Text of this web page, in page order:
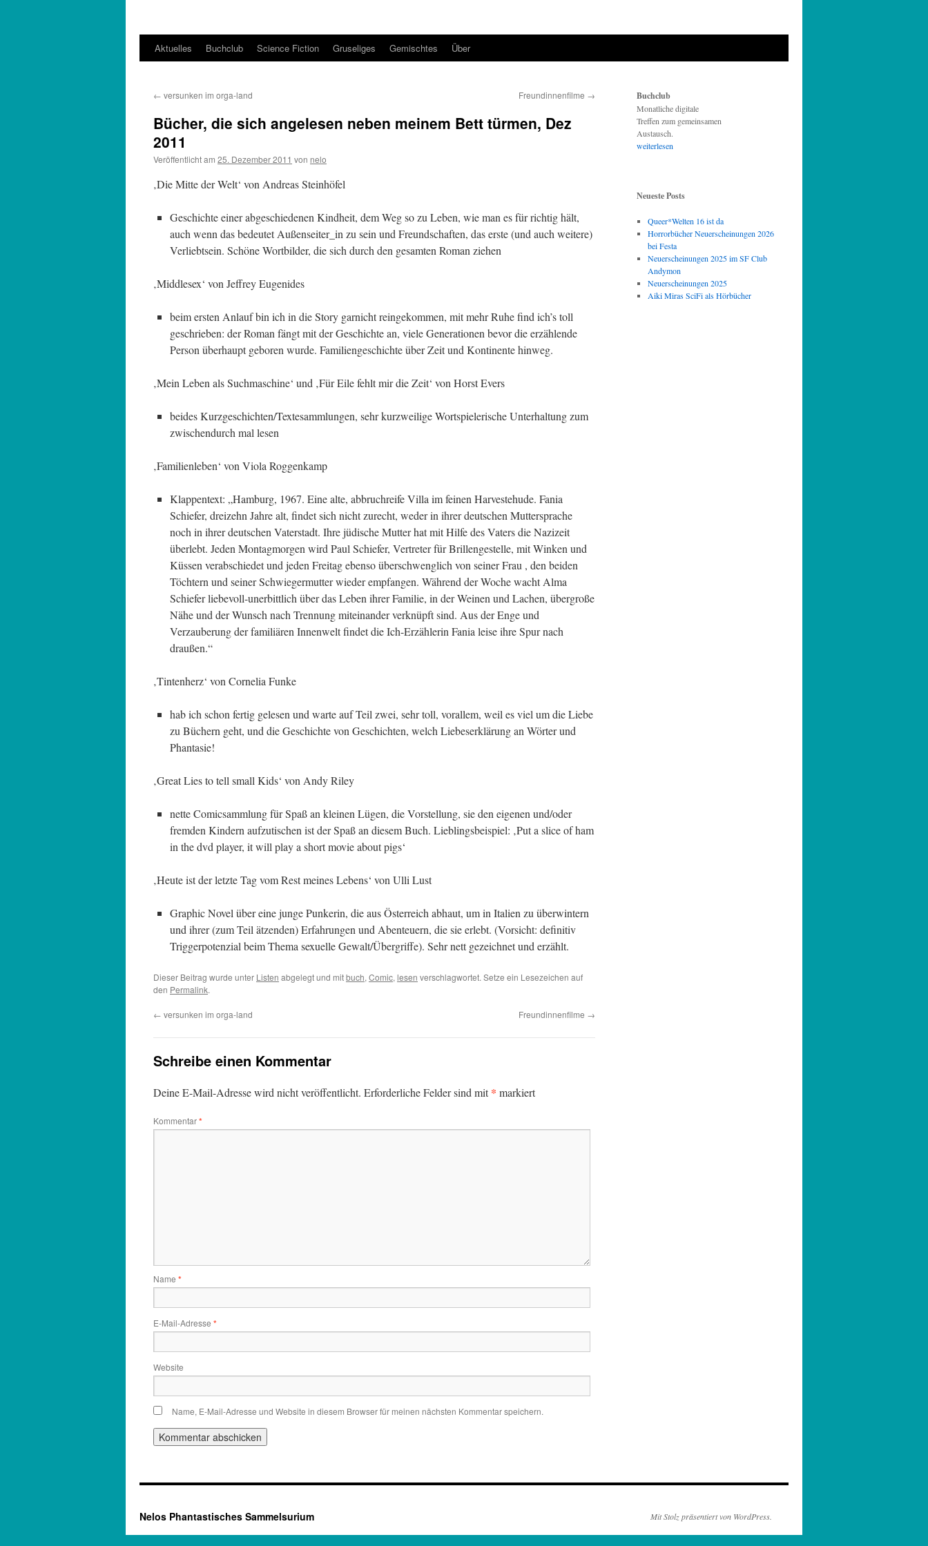
Aktuelles Buchclub Science Fiction Gruseliges Gemischtes Über
← versunken im orga-land Freundinnenfilme →
Bücher, die sich angelesen neben meinem Bett türmen, Dez
2011
Veröffentlicht am 25. Dezember 2011 von nelo
‚Die Mitte der Welt‘ von Andreas Steinhöfel
Geschichte einer abgeschiedenen Kindheit, dem Weg so zu Leben, wie man es für richtig hält,
auch wenn das bedeutet Außenseiter_in zu sein und Freundschaften, das erste (und auch weitere)
Verliebtsein. Schöne Wortbilder, die sich durch den gesamten Roman ziehen
‚Middlesex‘ von Jeffrey Eugenides
beim ersten Anlauf bin ich in die Story garnicht reingekommen, mit mehr Ruhe find ich’s toll
geschrieben: der Roman fängt mit der Geschichte an, viele Generationen bevor die erzählende
Person überhaupt geboren wurde. Familiengeschichte über Zeit und Kontinente hinweg.
‚Mein Leben als Suchmaschine‘ und ‚Für Eile fehlt mir die Zeit‘ von Horst Evers
beides Kurzgeschichten/Textesammlungen, sehr kurzweilige Wortspielerische Unterhaltung zum
zwischendurch mal lesen
‚Familienleben‘ von Viola Roggenkamp
Klappentext: „Hamburg, 1967. Eine alte, abbruchreife Villa im feinen Harvestehude. Fania
Schiefer, dreizehn Jahre alt, findet sich nicht zurecht, weder in ihrer deutschen Muttersprache
noch in ihrer deutschen Vaterstadt. Ihre jüdische Mutter hat mit Hilfe des Vaters die Nazizeit
überlebt. Jeden Montagmorgen wird Paul Schiefer, Vertreter für Brillengestelle, mit Winken und
Küssen verabschiedet und jeden Freitag ebenso überschwenglich von seiner Frau , den beiden
Töchtern und seiner Schwiegermutter wieder empfangen. Während der Woche wacht Alma
Schiefer liebevoll-unerbittlich über das Leben ihrer Familie, in der Weinen und Lachen, übergroße
Nähe und der Wunsch nach Trennung miteinander verknüpft sind. Aus der Enge und
Verzauberung der familiären Innenwelt findet die Ich-Erzählerin Fania leise ihre Spur nach
draußen.“
‚Tintenherz‘ von Cornelia Funke
hab ich schon fertig gelesen und warte auf Teil zwei, sehr toll, vorallem, weil es viel um die Liebe
zu Büchern geht, und die Geschichte von Geschichten, welch Liebeserklärung an Wörter und
Phantasie!
‚Great Lies to tell small Kids‘ von Andy Riley
nette Comicsammlung für Spaß an kleinen Lügen, die Vorstellung, sie den eigenen und/oder
fremden Kindern aufzutischen ist der Spaß an diesem Buch. Lieblingsbeispiel: ‚Put a slice of ham
in the dvd player, it will play a short movie about pigs‘
‚Heute ist der letzte Tag vom Rest meines Lebens‘ von Ulli Lust
Graphic Novel über eine junge Punkerin, die aus Österreich abhaut, um in Italien zu überwintern
und ihrer (zum Teil ätzenden) Erfahrungen und Abenteuern, die sie erlebt. (Vorsicht: definitiv
Triggerpotenzial beim Thema sexuelle Gewalt/Übergriffe). Sehr nett gezeichnet und erzählt.
Dieser Beitrag wurde unter Listen abgelegt und mitbuch, Comic, lesen verschlagwortet. Setze ein Lesezeichen auf
den Permalink.
← versunken im orga-land Freundinnenfilme →
Schreibe einen Kommentar
Deine E-Mail-Adresse wird nicht veröffentlicht. Erforderliche Felder sind mit* markiert
Kommentar*
Name *
E-Mail-Adresse *
Website
Name, E-Mail-Adresse und Website in diesem Browser für meinen nächsten Kommentar speichern.
Buchclub
Monatliche digitale
Treffen zum gemeinsamen
Austausch.
weiterlesen
Neueste Posts
Queer*Welten 16 ist da
Horrorbücher Neuerscheinungen 2026
bei Festa
Neuerscheinungen 2025 im SF Club
Andymon
Neuerscheinungen 2025
Aiki Miras SciFi als Hörbücher
Nelos Phantastisches Sammelsurium Mit Stolz präsentiert von WordPress.